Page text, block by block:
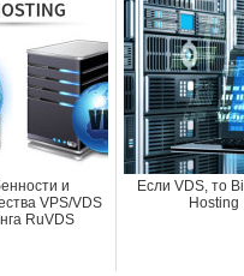
и
VPS/VDS
RuVDS
Если VDS, то
Hosting